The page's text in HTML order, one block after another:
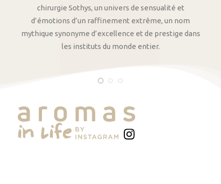
chirurgie Sothys, un univers de sensualité et
d’émotions d’un raffinement extrême, un nom
mythique synonyme d’excellence et de prestige dans
les instituts du monde entier.